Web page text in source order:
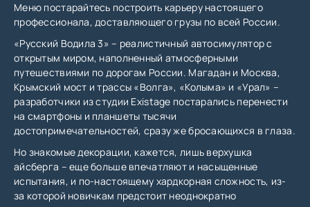
Меню постарайтесь построить карьеру настоящего
профессионала, доставляющего грузы по всей России.
«Русский Водила 3» – реалистичный автосимулятор с
открытым миром, наполненный атмосферными
путешествиями по дорогам России. Магадан и Москва,
Крымский мост и трассы «Волга», «Колыма» и «Урал» –
разработчики из студии Existage постарались перенести
на смартфоны и планшеты тысячи
достопримечательностей, сразу же бросающихся в глаза.
Но знакомые декорации, кажется, лишь верхушка
айсберга – еще больше впечатляют и насыщенные
испытания, и по-настоящему хардкорная сложность, из-
за которой новичкам предстоит неоднократно